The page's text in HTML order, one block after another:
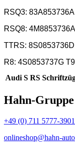
RSQ3:
RSQ8:
TTRS:
R8: 4S0853737G
Audi S RS
Hahn-Gruppe
+49 (0) 711 5777-3901
onlineshop@hahn-